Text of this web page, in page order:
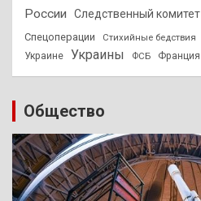
России
Следственный комитет
Спецоперации Стихийные бедствия
Украине Украины ФСБ Франция
Общество